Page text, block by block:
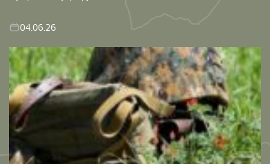
04.06.26